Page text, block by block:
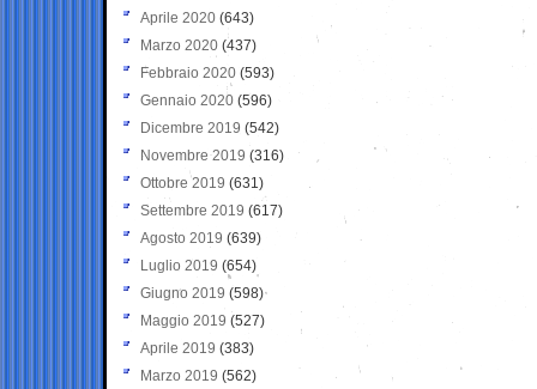
Aprile 2020 (643)
Marzo 2020 (437)
Febbraio 2020 (593)
Gennaio 2020 (596)
Dicembre 2019 (542)
Novembre 2019 (316)
Ottobre 2019 (631)
Settembre 2019 (617)
Agosto 2019 (639)
Luglio 2019 (654)
Giugno 2019 (598)
Maggio 2019 (527)
Aprile 2019 (383)
Marzo 2019 (562)